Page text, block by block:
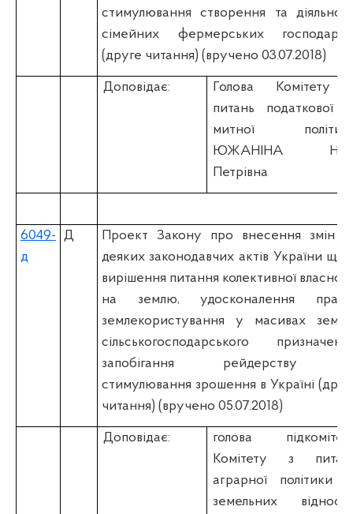
стимулювання створення та
сімейних фермерських
(друге читання) (вручено 03.07.2018)
Доповідає:
Голова Комітету
питань податкової
митної
ЮЖАНІНА
Петрівна
6049-
д
Д
Проект Закону про внесення змін
деяких законодавчих актів України
вирішення питання колективної
на землю, удосконалення
землекористування у масивах
сільськогосподарського
запобігання рейдерству
стимулювання зрошення в Україні
читання) (вручено 05.07.2018)
Доповідає:
голова
Комітету з
аграрної політики
земельних